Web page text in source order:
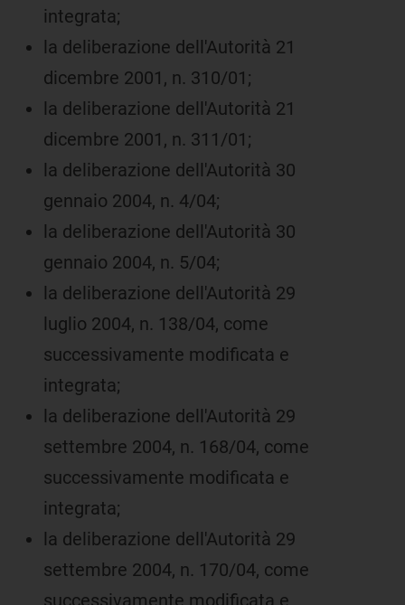
integrata;
la deliberazione dell'Autorità 21
dicembre 2001, n. 310/01;
la deliberazione dell'Autorità 21
dicembre 2001, n. 311/01;
la deliberazione dell'Autorità 30
gennaio 2004, n. 4/04;
la deliberazione dell'Autorità 30
gennaio 2004, n. 5/04;
la deliberazione dell'Autorità 29
luglio 2004, n. 138/04, come
successivamente modificata e
integrata;
la deliberazione dell'Autorità 29
settembre 2004, n. 168/04, come
successivamente modificata e
integrata;
la deliberazione dell'Autorità 29
settembre 2004, n. 170/04, come
successivamente modificata e